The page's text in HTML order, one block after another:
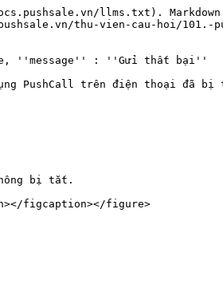
llms.txt).
thu-vien-cau-hoi/
''message'' : ''Gửi thất bại''
PushCall trên điện thoại đã
bị tắt.